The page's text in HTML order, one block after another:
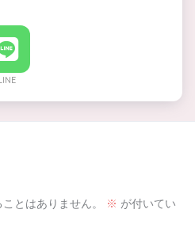
とはありません。 ※ が付いてい